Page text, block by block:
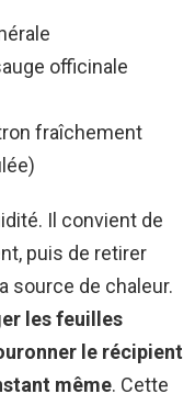
officinale
fraîchement
Il convient de
puis de retirer
source de chaleur.
les feuilles
le récipient
même. Cette